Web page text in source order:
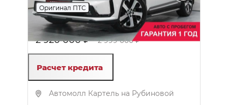
Оригинал ПТС
2.2 л (199 л.с.), Робот, дизель, полный
2 920 000 ₽ 2 999 000 ₽
Расчет кредита
Автомолл Картель на Рубиновой